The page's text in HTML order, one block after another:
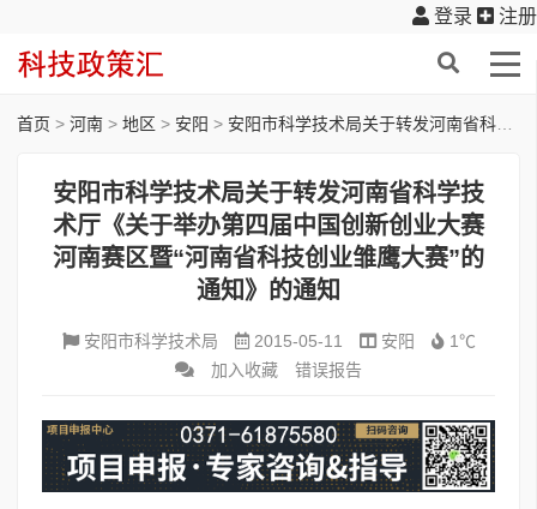
登录 注册
首页 > 河南 > 地区 > 安阳 > 安阳市科学技术局关于转发河南省科学技术厅《关于举办第四届中国创新创业大赛河南赛区暨“河南省科技创业雏鹰大赛”的通知》的通知
安阳市科学技术局关于转发河南省科学技
术厅《关于举办第四届中国创新创业大赛
河南赛区暨“河南省科技创业雏鹰大赛”的
通知》的通知
安阳市科学技术局 2015-05-11 安阳
1℃
加入收藏
错误报告